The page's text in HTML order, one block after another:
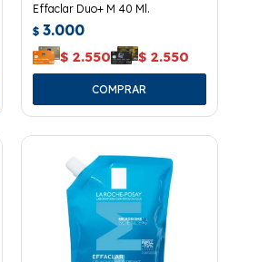
Effaclar Duo+ M 40 Ml.
$ 3.000
$ 2.550 $ 2.550